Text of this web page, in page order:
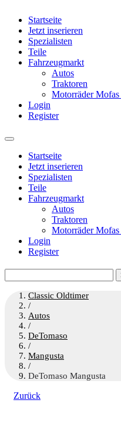
Startseite
Jetzt inserieren
Spezialisten
Teile
Fahrzeugmarkt
Autos
Traktoren
Motorräder Mofas
Login
Register
Startseite
Jetzt inserieren
Spezialisten
Teile
Fahrzeugmarkt
Autos
Traktoren
Motorräder Mofas
Login
Register
nach:
Classic Oldtimer
/
Autos
/
DeTomaso
/
Mangusta
/
DeTomaso Mangusta
Zurück